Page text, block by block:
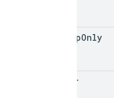
TripOnly
filter